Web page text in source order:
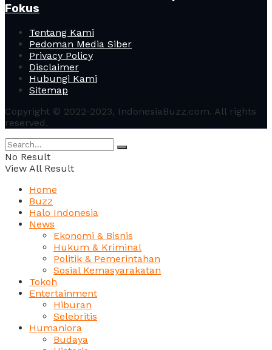
Fokus
Tentang Kami
Pedoman Media Siber
Privacy Policy
Disclaimer
Hubungi Kami
Sitemap
Copyright © 2022-2023, IndonesiaBuzz.com. All rights
reserved.
No Result
View All Result
Home
Buzz
Halo Indonesia
News
Ekonomi & Bisnis
Hukum & Kriminal
Politik & Pemerintahan
Sosial Kemasyarakatan
Tokoh
Entertainment
Hiburan
Selebritis
Humaniora
Budaya